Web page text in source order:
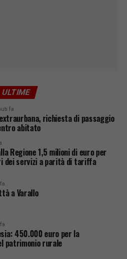
ULTIME
fa
richiesta di passaggio
abitato
Regione 1,5 milioni di euro per
dei servizi a parità di tariffa
a Varallo
450.000 euro per la
patrimonio rurale